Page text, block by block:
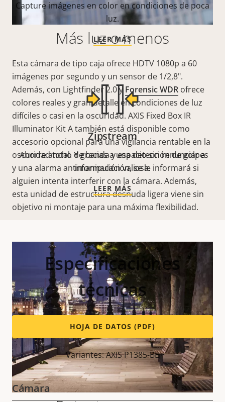
Más luz o menos
Esta cámara de tipo caja ofrece HDTV 1080p a 60
imágenes por segundo y un sensor de 1/2,8".
Además, con Lightfinder 2.0 y Forensic WDR ofrece
colores reales y gran detalle en condiciones de luz
difíciles o casi en la oscuridad. AXIS Fixed Box IR
Illuminator Kit A también está disponible como
accesorio opcional para una vigilancia rentable en la
oscuridad total. Y gracias a una detección de golpes
y una alarma antimanipulación, se le informará si
alguien intenta interferir con la cámara. Además,
esta unidad de estructura desnuda ligera viene sin
objetivo ni montaje para una máxima flexibilidad.
Capture imágenes en color en condiciones de poca
luz.
LEER MÁS
Zipstream
Ahorre ancho de banda y espacio sin renunciar a
información valiosa.
LEER MÁS
Especificaciones
técnicas
HOJA DE DATOS (PDF)
Variantes: AXIS P1385-BE
Cámara